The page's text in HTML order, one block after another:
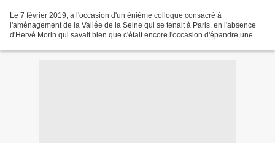
Le 7 février 2019, à l'occasion d'un énième colloque consacré à
l'aménagement de la Vallée de la Seine qui se tenait à Paris, en l'absence
d'Hervé Morin qui savait bien que c'était encore l'occasion d'épandre une